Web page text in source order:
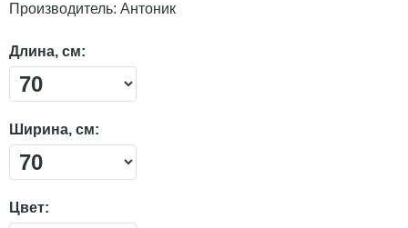
Производитель: Антоник
Длина, см:
Ширина, см:
Цвет: